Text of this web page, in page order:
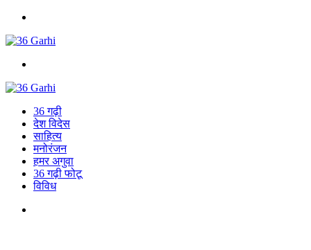
36 गढ़ी
देश विदेस
साहित्य
मनोरंजन
हमर अगुवा
36 गढ़ी फोटू
विविध